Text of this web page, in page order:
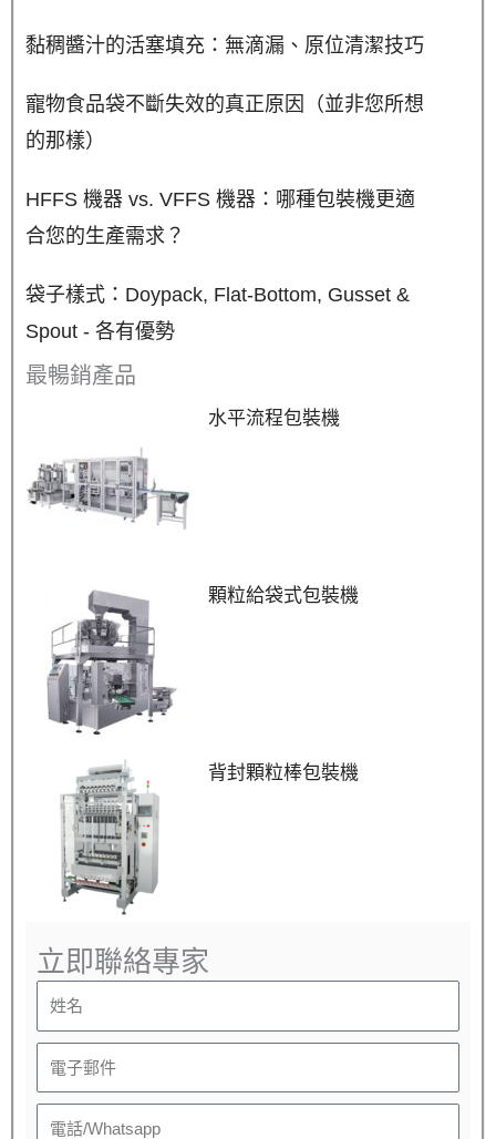
黏稠醬汁的活塞填充：無滴漏、原位清潔技巧
寵物食品袋不斷失效的真正原因（並非您所想
的那樣）
HFFS 機器 vs. VFFS 機器：哪種包裝機更適
合您的生產需求？
袋子樣式：Doypack, Flat-Bottom, Gusset &
Spout - 各有優勢
最暢銷產品
水平流程包裝機
顆粒給袋式包裝機
背封顆粒棒包裝機
立即聯絡專家
姓
名
電
子
郵
電